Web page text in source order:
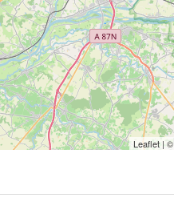
Leaflet | ©